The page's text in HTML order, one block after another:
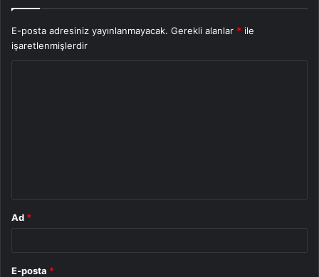
E-posta adresiniz yayınlanmayacak. Gerekli alanlar * ile
işaretlenmişlerdir
Ad *
E-posta *